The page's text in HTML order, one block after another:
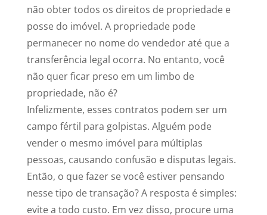
não obter todos os direitos de propriedade e
posse do imóvel. A propriedade pode
permanecer no nome do vendedor até que a
transferência legal ocorra. No entanto, você
não quer ficar preso em um limbo de
propriedade, não é?
Infelizmente, esses contratos podem ser um
campo fértil para golpistas. Alguém pode
vender o mesmo imóvel para múltiplas
pessoas, causando confusão e disputas legais.
Então, o que fazer se você estiver pensando
nesse tipo de transação? A resposta é simples:
evite a todo custo. Em vez disso, procure uma